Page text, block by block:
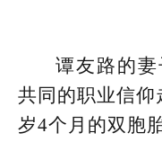
谭友路的
共同的职业信仰
岁4个月的双胞